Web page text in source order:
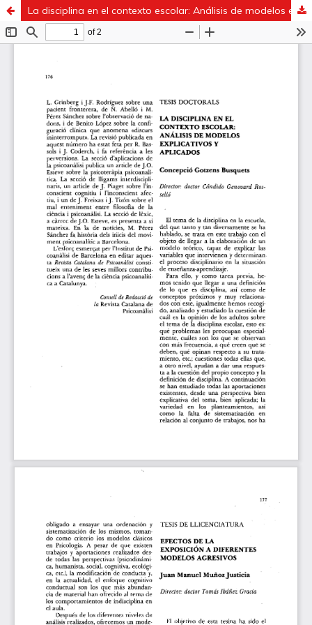
La disciplina en el contexto escolar: Análisis de modelos explicativos y aplicados. (Tesi Doctoral)